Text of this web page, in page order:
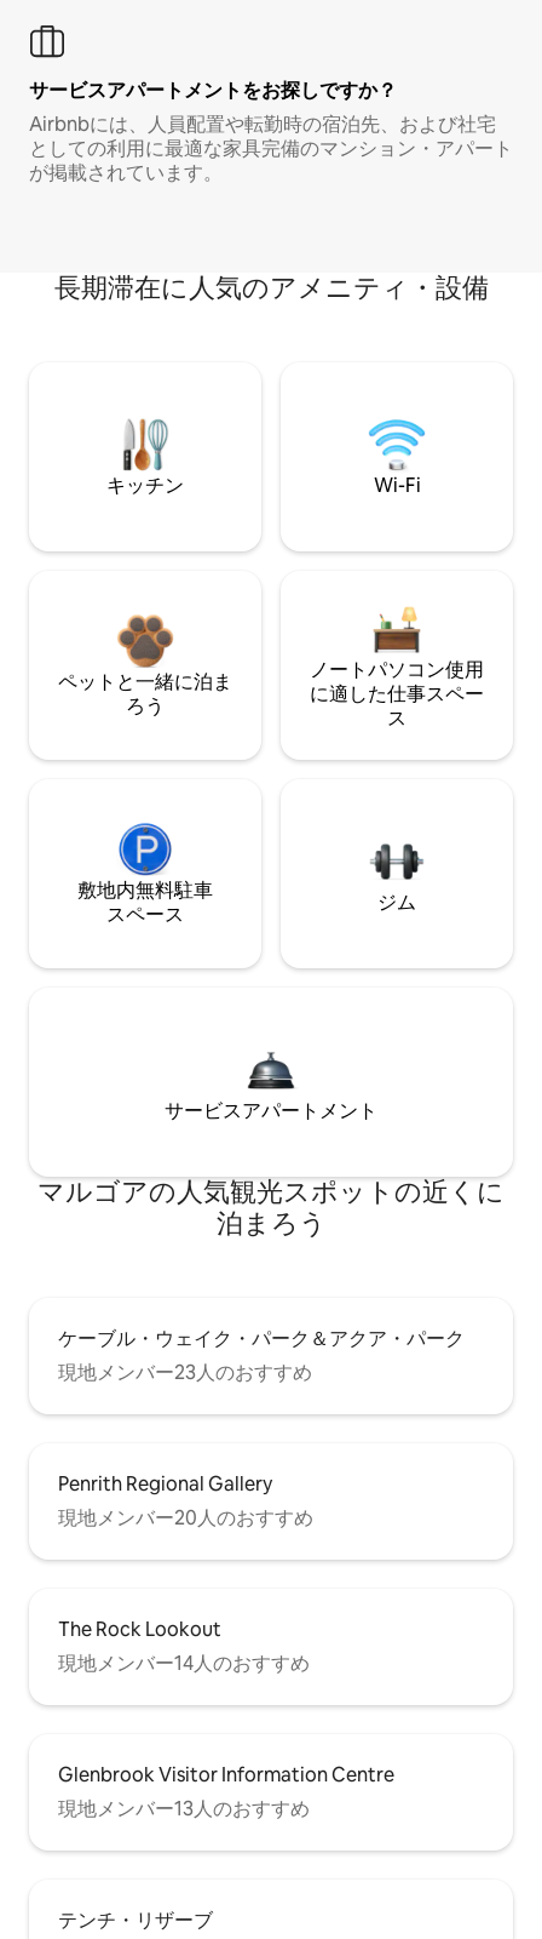
サービスアパートメントをお探しですか？
Airbnbには、人員配置や転勤時の宿泊先、および社宅
としての利用に最適な家具完備のマンション・アパート
が掲載されています。
長期滞在に人気のアメニティ・設備
キッチン Wi-Fi
ペットと一緒に泊ま
ろう
ノートパソコン使用
に適した仕事スペー
ス
敷地内無料駐⁠車
ス⁠ペ⁠ー⁠ス
ジム
サービスアパートメント
マルゴアの人気観光スポットの近くに
泊まろう
ケーブル・ウェイク・パーク＆アクア・パーク
現地メンバー23人のおすすめ
Penrith Regional Gallery
現地メンバー20人のおすすめ
The Rock Lookout
現地メンバー14人のおすすめ
Glenbrook Visitor Information Centre
現地メンバー13人のおすすめ
テンチ・リザーブ